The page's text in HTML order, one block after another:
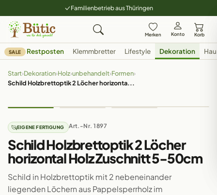
Familienbetrieb aus Thüringen
Merken Konto Korb
SALE Restposten Klemmbretter Lifestyle Dekoration
Start›Dekoration›Holz›unbehandelt›Formen›
Schild Holzbrettoptik 2 Löcher horizonta...
EIGENE FERTIGUNG Art.-Nr. 1897
Schild Holzbrettoptik 2 Löcher
horizontal Holz Zuschnitt 5-50cm
Schild in Holzbrettoptik mit 2 nebeneinander
liegenden Löchern aus Pappelsperrholz im